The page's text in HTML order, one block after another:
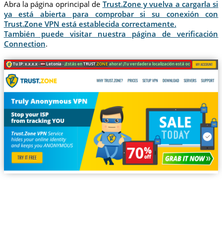
Abra la página oprincipal de Trust.Zone y vuelva a cargarla si
ya está abierta para comprobar si su conexión con
Trust.Zone VPN está establecida correctamente.
También puede visitar nuestra página de verificación
Connection.
Tu IP: x.x.x.x · Letonia ·¡Estás enTRUST.ZONE ahora! ¡Tu verdadera localización está oculta!